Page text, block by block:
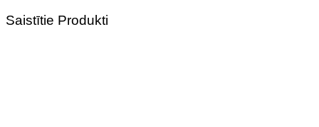
Saistītie Produkti